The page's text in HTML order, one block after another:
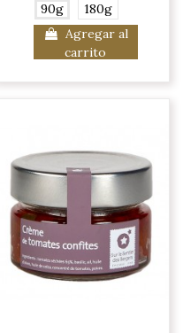
90g
180g
Agregar al
carrito